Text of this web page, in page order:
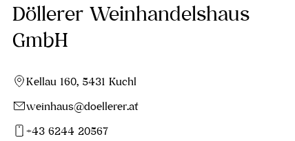
Döllerer Weinhandelshaus
GmbH
Kellau 160, 5431 Kuchl
weinhaus@doellerer.at
+43 6244 20567